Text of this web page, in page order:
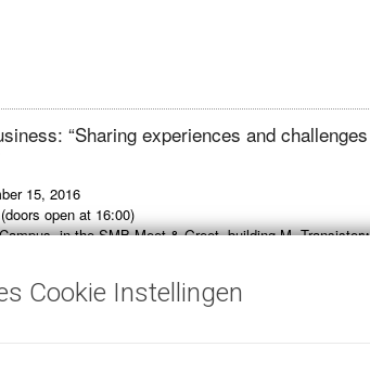
“Sharing experiences and
15, 2016
open at 16:00)
in the SMB Meet & Greet, building M,
SMB meetings with sharing experiences and
Cookie Instellingen